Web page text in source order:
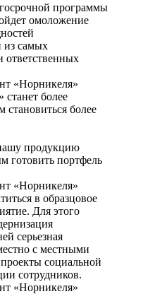
программы
омоложение
из самых
ответственных
«Норникеля»
станет более
более
продукцию
готовить портфель
«Норникеля»
в образцовое
Для этого
серьезная
с местными
социальной
сотрудников.
«Норникеля»